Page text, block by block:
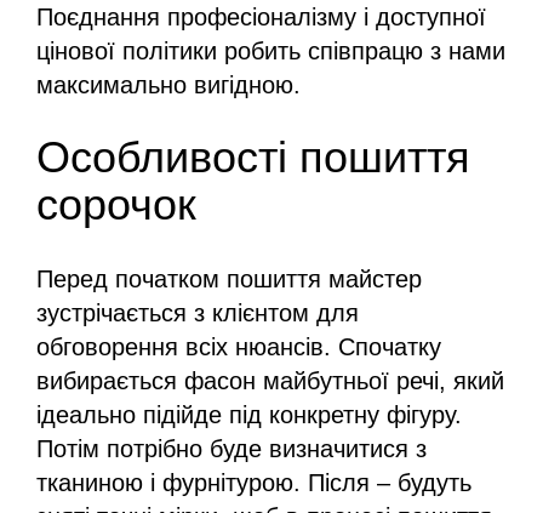
Поєднання професіоналізму і доступної
цінової політики робить співпрацю з нами
максимально вигідною.
Особливості пошиття
сорочок
Перед початком пошиття майстер
зустрічається з клієнтом для
обговорення всіх нюансів. Спочатку
вибирається фасон майбутньої речі, який
ідеально підійде під конкретну фігуру.
Потім потрібно буде визначитися з
тканиною і фурнітурою. Після – будуть